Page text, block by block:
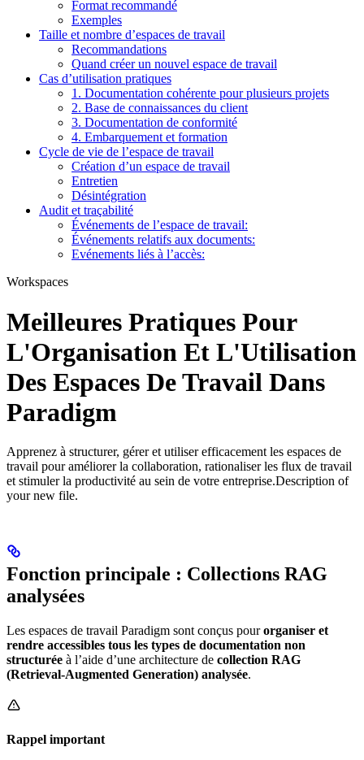
Format recommandé
Exemples
Taille et nombre d’espaces de travail
Recommandations
Quand créer un nouvel espace de travail
Cas d’utilisation pratiques
1. Documentation cohérente pour plusieurs projets
2. Base de connaissances du client
3. Documentation de conformité
4. Embarquement et formation
Cycle de vie de l’espace de travail
Création d’un espace de travail
Entretien
Désintégration
Audit et traçabilité
Événements de l’espace de travail:
Événements relatifs aux documents:
Evénements liés à l’accès:
Workspaces
Meilleures Pratiques Pour
L'Organisation Et L'Utilisation
Des Espaces De Travail Dans
Paradigm
Apprenez à structurer, gérer et utiliser efficacement les espaces de
travail pour améliorer la collaboration, rationaliser les flux de travail
et stimuler la productivité au sein de votre entreprise.Description of
your new file.
Fonction principale : Collections RAG
analysées
Les espaces de travail Paradigm sont conçus pourorganiser et
rendre accessibles tous les types de documentation non
structurée à l’aide d’une architecture de collection RAG
(Retrieval-Augmented Generation) analysée.
Rappel important